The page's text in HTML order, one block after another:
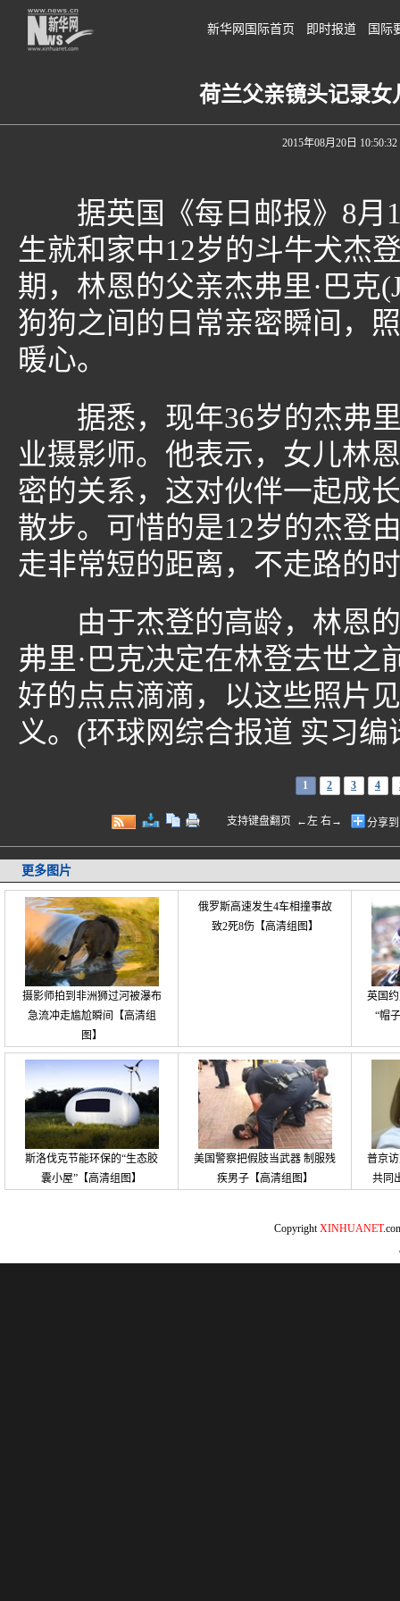
新华网国际首页 即时报道 国际
荷兰父亲镜头记录
2015年08月20日 10:50:32
据英国《每日邮报》8月
生就和家中12岁的斗牛犬杰
期，林恩的父亲杰弗里·巴克
狗狗之间的日常亲密瞬间，
暖心。
据悉，现年36岁的杰弗里
业摄影师。他表示，女儿林
密的关系，这对伙伴一起成
散步。可惜的是12岁的杰登
走非常短的距离，不走路的
由于杰登的高龄，林恩的
弗里·巴克决定在林登去世
好的点点滴滴，以这些照片
义。(环球网综合报道 实习
1 2 3 4
支持键盘翻页 ←左 右→ 分享
更多图片
摄影师拍到非洲狮过河被瀑布
急流冲走尴尬瞬间【高清组
图】
俄罗斯高速发生4车相撞事故
致2死8伤【高清组图】
英国
“帽
斯洛伐克节能环保的“生态胶
囊小屋”【高清组图】
美国警察把假肢当武器 制服残
疾男子【高清组图】
普京
共同
CopyrightXINHUANET